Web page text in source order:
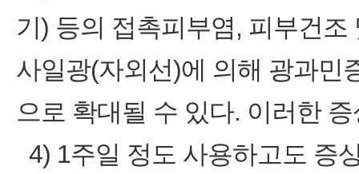
기) 등의 접촉피부염, 피부건
사일광(자외선)에 의해 광과민
으로 확대될 수 있다. 이러한
4) 1주일 정도 사용하고도 증